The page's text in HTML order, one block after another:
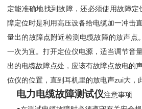
定能准确地找到故障，还必须使用故障
障定位时是利用高压设备给电缆加一冲击
量出的故障点附近检测电缆故障的放声点
一次为宜。打开定位仪电源，适当调节音
出的电缆故障点处，应该有故障点放电的
位仪的位置，直到耳机里的放电声zui大，
电力电缆故障测试仪注意事项